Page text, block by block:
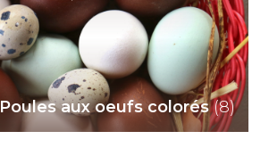
Poules aux oeufs colorés(8)